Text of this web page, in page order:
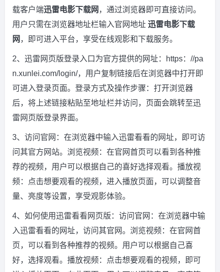
载客户端迅雷电影下载网 ，通过浏览器即可直接访问。
用户只需在浏览器地址栏输入官网地址 迅雷电影下载
网 ，即可进入平台，享受在线观影和下载服务。
2、迅雷网页版登录入口为官方提供的网址：https：//pa
n.xunlei.com/login/，用户复制链接后在浏览器中打开即
可进入登录页面。登录方式及操作步骤：打开浏览器
后，将上述链接粘贴至地址栏并访问，页面会跳转至迅
雷网页版登录界面。
3、访问官网：在浏览器中输入迅雷看看的网址，即可访
问其官方网站。浏览视频：在官网首页可以看到各种推
荐的视频，用户可以根据自己的喜好选择观看。播放视
频：点击想要观看的视频，进入播放页面，可以调整音
量、亮度等设置，享受观影体验。
4、如何使用迅雷看看网页版：访问官网：在浏览器中输
入迅雷看看的网址，访问其官网。浏览视频：在官网首
页，可以看到各种推荐的视频。用户可以根据自己喜
好，选择观看。播放视频：点击想要观看的视频，即可